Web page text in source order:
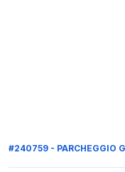
#240759 - PARCHEGGIO